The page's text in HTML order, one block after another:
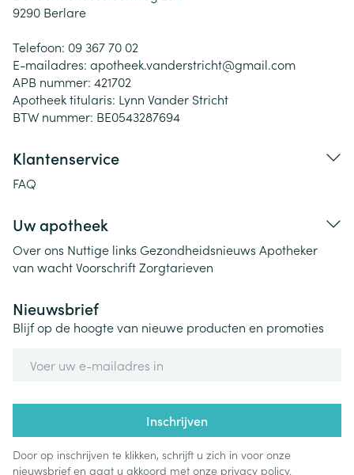
9290 Berlare
Telefoon: 09 367 70 02
E-mailadres: apotheek.vanderstricht@gmail.com
APB nummer: 421702
Apotheek titularis: Lynn Vander Stricht
BTW nummer: BE0543287694
Klantenservice
FAQ
Uw apotheek
Over ons Nuttige links Gezondheidsnieuws Apotheker
van wachtVoorschriftZorgtarieven
Nieuwsbrief
Blijf op de hoogte van nieuwe producten en promoties
Inschrijven
Door op inschrijven te klikken, schrijft u zich in voor onze
nieuwsbrief en gaat u akkoord met onze privacy policy.